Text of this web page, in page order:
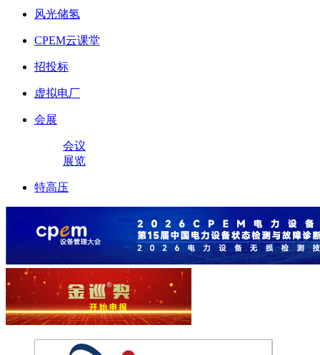
风光储氢
CPEM云课堂
招投标
虚拟电厂
会展
会议
展览
特高压